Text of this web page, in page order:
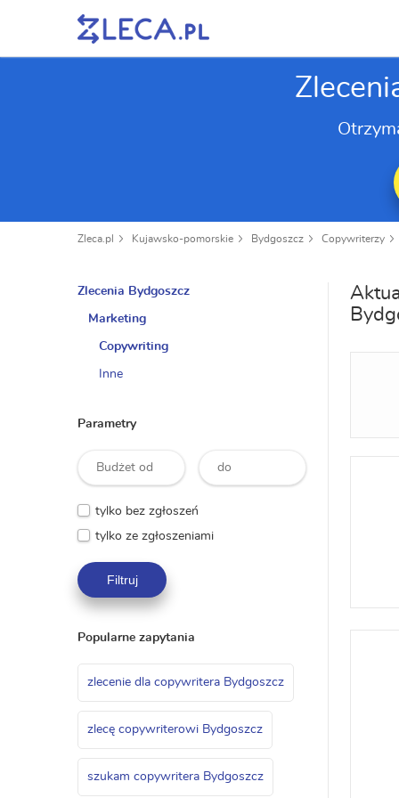
Zleca.pl Kujawsko-pomorskie Bydgoszcz Copywriterzy
Zlecenia Bydgoszcz
Marketing
Copywriting
Inne
Parametry
tylko bez zgłoszeń
tylko ze zgłoszeniami
Filtruj
Popularne zapytania
zlecenie dla copywritera Bydgoszcz
zlecę copywriterowi Bydgoszcz
szukam copywritera Bydgoszcz